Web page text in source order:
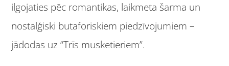
ilgojaties pēc romantikas, laikmeta šarma un
nostalģiski butaforiskiem piedzīvojumiem –
jādodas uz “Trīs musketieriem”.